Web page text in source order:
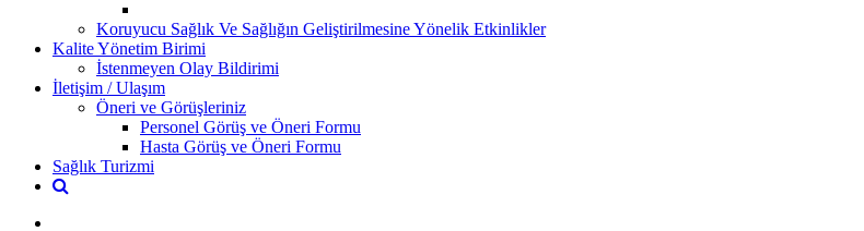
Koruyucu Sağlık Ve Sağlığın Geliştirilmesine Yönelik Etkinlikler
Kalite Yönetim Birimi
İstenmeyen Olay Bildirimi
İletişim / Ulaşım
Öneri ve Görüşleriniz
Personel Görüş ve Öneri Formu
Hasta Görüş ve Öneri Formu
Sağlık Turizmi